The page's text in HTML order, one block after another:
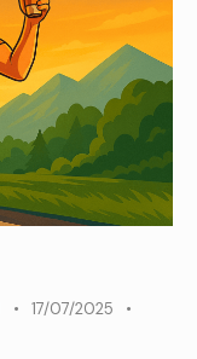
17/07/2025